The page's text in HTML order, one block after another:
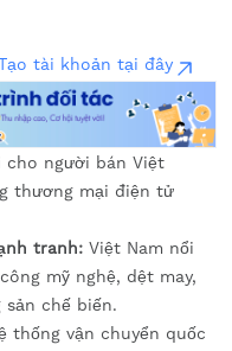
tài khoản tại đây
cho người bán Việt
thương mại điện tử
tranh: Việt Nam nổi
mỹ nghệ, dệt may,
sản chế biến.
thống vận chuyển quốc